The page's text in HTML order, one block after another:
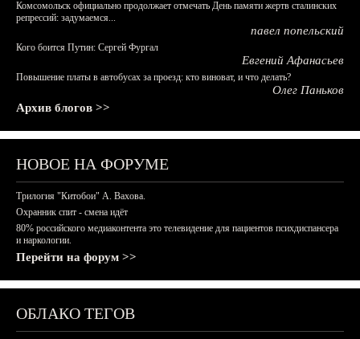
Комсомольск официально продолжает отмечать День памяти жертв сталинских
репрессий: задумаемся...
павел попельский
Кого боится Путин: Сергей Фургал
Евгений Афанасьев
Повышение платы в автобусах за проезд: кто виноват, и что делать?
Олег Паньков
Архив блогов >>
НОВОЕ НА ФОРУМЕ
Трилогия "Китобои" А. Вахова.
Охранник спит - смена идёт
80% российского медиаконтента это телевидение для пациентов психдиспансера
и наркологии.
Перейти на форум >>
ОБЛАКО ТЕГОВ